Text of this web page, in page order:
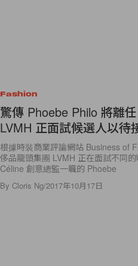
Fashion
驚傳 Phoebe Philo 將離
LVMH 正面試候選人以待
根據時裝商業評論網站 Business of
侈品龍頭集團 LVMH 正在面試不同
Céline 創意總監一職的 Phoebe
By Cloris Ng/2017年10月17日